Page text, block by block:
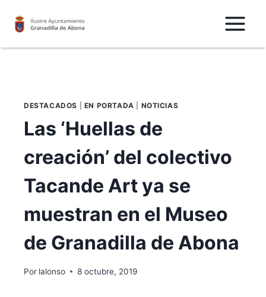
DESTACADOS EN PORTADA NOTICIAS
Las ‘Huellas de
creación’ del colectivo
Tacande Art ya se
muestran en el Museo
de Granadilla de Abona
Por lalonso 8 octubre, 2019